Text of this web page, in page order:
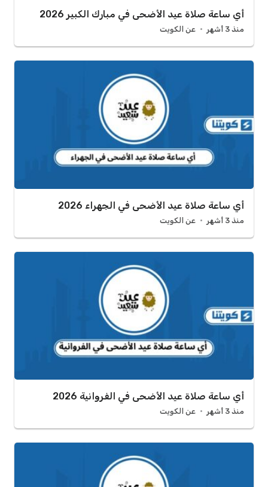
أي ساعة صلاة عيد الأضحى في مبارك الكبير 2026
منذ 3 أشهر عن الكويت
أي ساعة صلاة عيد الأضحى في الجهراء 2026
منذ 3 أشهر عن الكويت
أي ساعة صلاة عيد الأضحى في الفروانية 2026
منذ 3 أشهر عن الكويت